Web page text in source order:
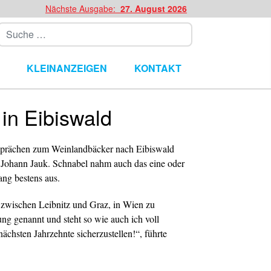
Nächste Ausgabe: 27. August 2026
KLEINANZEIGEN KONTAKT
Eibiswald
zum Weinlandbäcker nach Eibiswald
Jauk. Schnabel nahm auch das eine oder
bestens aus.
Leibnitz und Graz, in Wien zu
genannt und steht so wie auch ich voll
Jahrzehnte sicherzustellen!“, führte